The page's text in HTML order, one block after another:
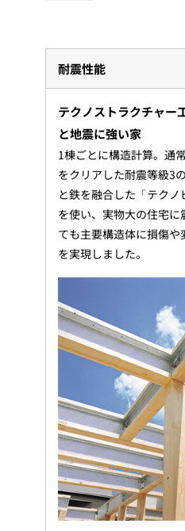
耐震性能
テクノストラクチャー
と地震に強い家
1棟ごとに構造計算。通
をクリアした耐震等級3
と鉄を融合した「テク
を使い、実物大の住宅
ても主要構造体に損傷や
を実現しました。